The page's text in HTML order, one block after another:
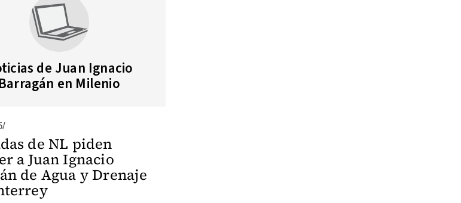
de Juan Ignacio
Barragán en Milenio
de NL piden
a Juan Ignacio
de Agua y Drenaje